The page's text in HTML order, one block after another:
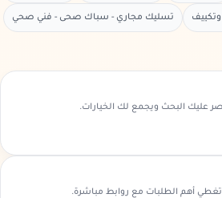
تسليك مجاري - سباك صحى - فني صحي
عليك البحث ويجمع لك الخيارات.
أهم الطلبات مع روابط مباشرة.